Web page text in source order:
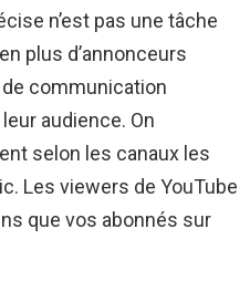
n’est pas une tâche
plus d’annonceurs
communication
audience. On
selon les canaux les
Les viewers de YouTube
que vos abonnés sur